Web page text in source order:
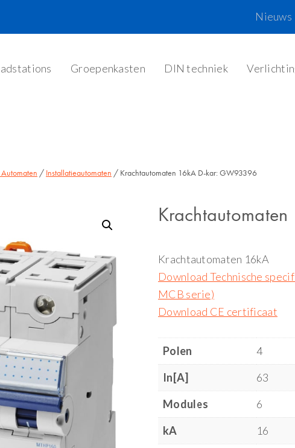
Nieuws
Groepenkasten DIN techniek
/ Installatieautomaten / Krachtautomaten 16kA D-kar: GW93396
Krachtautomaten 16kA
Download Technische
MCB serie)
Download CE certificaat
Polen
4
In[A]
63
Modules
6
kA
16